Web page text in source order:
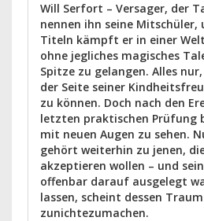
Will Serfort – Versager, der
nennen ihn seine Mitschüler,
Titeln kämpft er in einer
ohne jegliches magisches
Spitze zu gelangen. Alles
der Seite seiner
zu können. Doch nach den
letzten praktischen Prüfung
mit neuen Augen zu sehen.
gehört weiterhin zu jenen,
akzeptieren wollen – und
offenbar darauf ausgelegt
lassen, scheint dessen
zunichtezumachen.